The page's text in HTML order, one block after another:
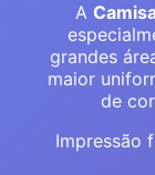
A
grandes
maior
de
Impressão